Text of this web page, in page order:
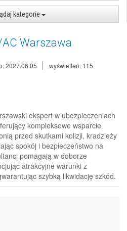
kategorie
Warszawa
2027.06.05 wyświetleń: 115
ekspert w ubezpieczeniach
kompleksowe wsparcie
przed skutkami kolizji, kradzieży
spokój i bezpieczeństwo na
pomagają w doborze
atrakcyjne warunki z
szybką likwidację szkód.